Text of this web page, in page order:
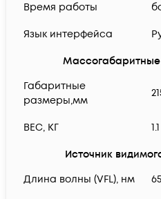
Время работы
Язык интерфейса
Массогабаритные
Габаритные
размеры,мм
ВЕС, КГ
Источник
Длина волны (VFL), нм